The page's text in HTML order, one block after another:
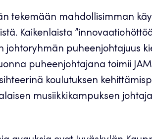
tekemään mahdollisimman
Kaikenlaista
johtoryhmän puheenjohtajuus
puheenjohtajana toimii
koulutuksen
musiikkikampuksen